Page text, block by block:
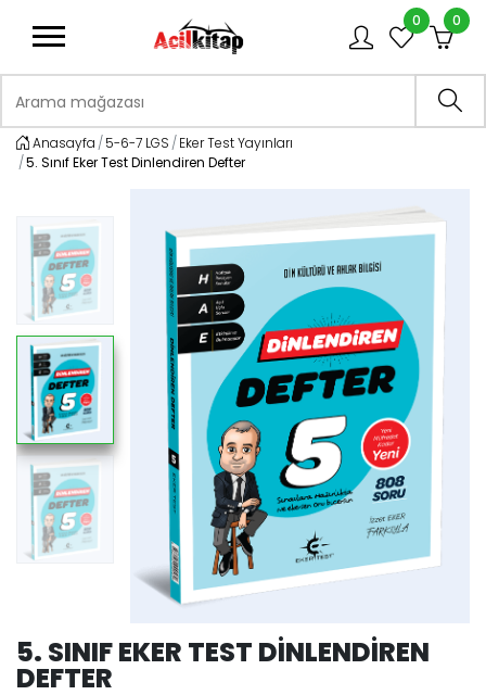
0 0
Anasayfa 5-6-7 LGS
Eker Test Yayınları
5. Sınıf Eker Test Dinlendiren Defter
5. SINIF EKER TEST DINLENDIREN
DEFTER